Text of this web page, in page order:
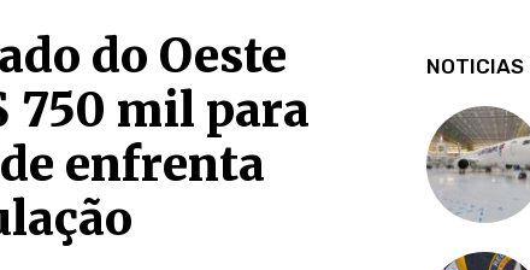
do Oeste
750 mil para
enfrenta
NOTICIAS